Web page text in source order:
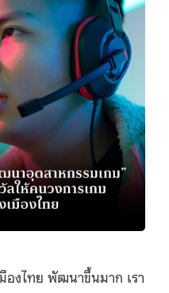
องไทย พัฒนาขึ้นมาก เรา